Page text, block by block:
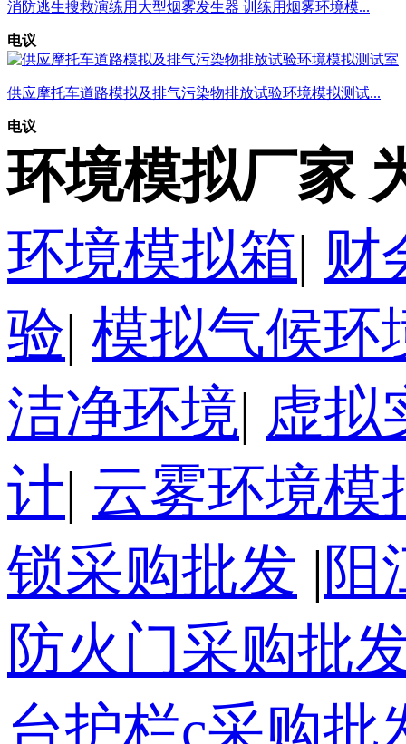
消防逃生搜救演练用大型烟雾发生器 训练用烟雾环境模...
电议
供应摩托车道路模拟及排气污染物排放试验环境模拟测试...
电议
环境模拟厂家
环境模拟箱| 财
验| 模拟气候环
洁净环境| 虚拟
计| 云雾环境模
锁采购批发 |阳
防火门采购批
台护栏c采购批